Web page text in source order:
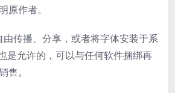
原作者。
传播、分享，或者将字体安装于系
是允许的，可以与任何软件捆绑再
售。